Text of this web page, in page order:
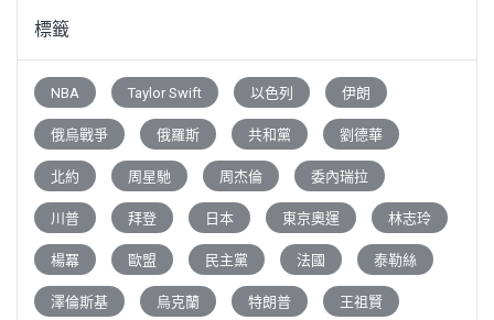
標籤
NBA Taylor Swift 以色列 伊朗
俄烏戰爭 俄羅斯 共和黨 劉德華
北約 周星馳 周杰倫 委內瑞拉
川普 拜登 日本 東京奧運 林志玲
楊冪 歐盟 民主黨 法國 泰勒絲
澤倫斯基 烏克蘭 特朗普 王祖賢